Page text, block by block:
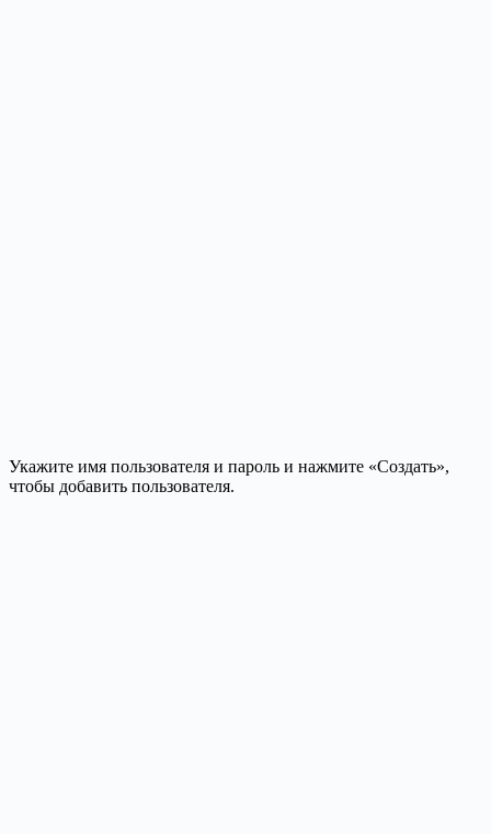
Укажите имя пользователя и пароль и нажмите «Создать»,
чтобы добавить пользователя.